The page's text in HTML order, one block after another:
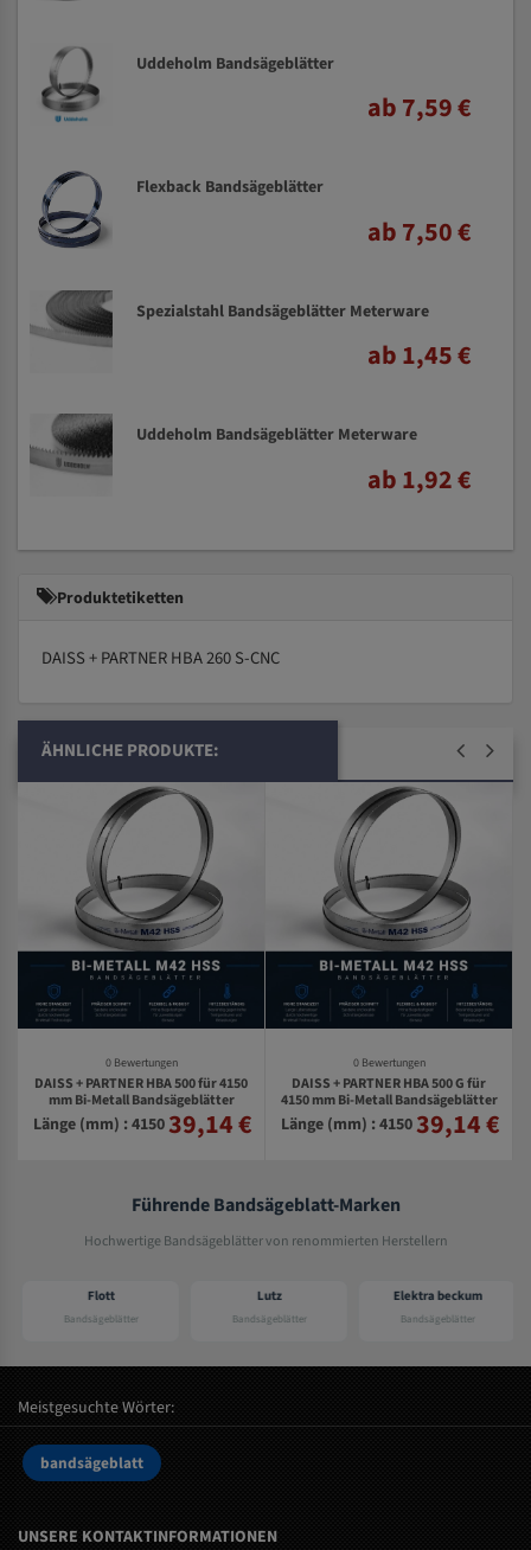
Uddeholm Bandsägeblätter
ab 7,59 €
Flexback Bandsägeblätter
ab 7,50 €
Spezialstahl Bandsägeblätter Meterware
ab 1,45 €
Uddeholm Bandsägeblätter Meterware
ab 1,92 €
Produktetiketten
DAISS + PARTNER HBA 260 S-CNC
ÄHNLICHE PRODUKTE:
0 Bewertungen
DAISS + PARTNER HBA 500 für 4150
mm Bi-Metall Bandsägeblätter
Länge (mm) : 415039,14 €
0 Bewertungen
DAISS + PARTNER HBA 500 G für
4150 mm Bi-Metall Bandsägeblätter
Länge (mm) : 415039,14 €
Führende Bandsägeblatt-Marken
Hochwertige Bandsägeblätter von renommierten Herstellern
Flott
Bandsägeblätter
Lutz
Bandsägeblätter
Elektra beckum
Bandsägeblätter
Meistgesuchte Wörter:
bandsägeblatt
UNSERE KONTAKTINFORMATIONEN